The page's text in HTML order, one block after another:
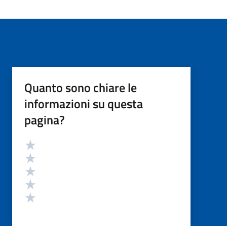
Quanto sono chiare le
informazioni su questa
pagina?
Valutazione